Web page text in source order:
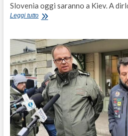
Slovenia oggi saranno a Kiev. A
Leggi tuttoIl
c’è,
l’Europa
vola
a
Kiev
per
fare
da
scudo
umano!